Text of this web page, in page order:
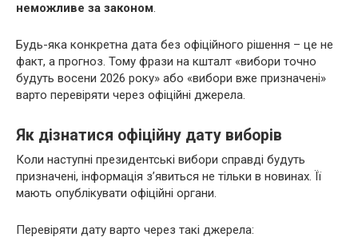
неможливе за законом.
Будь-яка конкретна дата без офіційного рішення – це не
факт, а прогноз. Тому фрази на кшталт «вибори точно
будуть восени 2026 року» або «вибори вже призначені»
варто перевіряти через офіційні джерела.
Як дізнатися офіційну дату виборів
Коли наступні президентські вибори справді будуть
призначені, інформація з’явиться не тільки в новинах. Її
мають опублікувати офіційні органи.
Перевіряти дату варто через такі джерела: